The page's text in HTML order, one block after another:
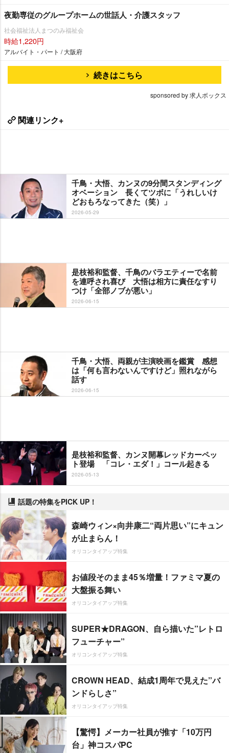
夜勤専従のグループホームの世話人・介護スタッフ
社会福祉法人まつのみ福祉会
時給1,220円
アルバイト・パート / 大阪府
続きはこちら
sponsored by 求人ボックス
関連リンク+
千鳥・大悟、カンヌの9分間スタンディング
オベーション 長くてツボに「うれしいけ
どおもろなってきた（笑）」
2026-05-29
是枝裕和監督、千鳥のバラエティーで名前
を連呼され喜び 大悟は相方に責任なすり
つけ「全部ノブが悪い」
2026-06-15
千鳥・大悟、両親が主演映画を鑑賞 感想
は「何も言わないんですけど」照れながら
話す
2026-06-15
是枝裕和監督、カンヌ開幕レッドカーペッ
ト登場 「コレ・エダ！」コール起きる
2026-05-13
話題の特集をPICK UP！
森崎ウィン×向井康二“両片思い”にキュン
が止まらん！
オリコンタイアップ特集
お値段そのまま45％増量！ファミマ夏の
大盤振る舞い
オリコンタイアップ特集
SUPER★DRAGON、自ら描いた”レトロ
フューチャー”
オリコンタイアップ特集
CROWN HEAD、結成1周年で見えた”バ
ンドらしさ”
オリコンタイアップ特集
【驚愕】メーカー社員が推す「10万円
台」神コスパPC